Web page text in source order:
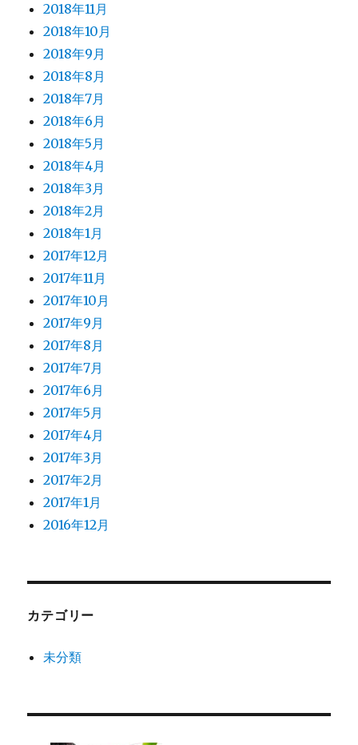
2018年11月
2018年10月
2018年9月
2018年8月
2018年7月
2018年6月
2018年5月
2018年4月
2018年3月
2018年2月
2018年1月
2017年12月
2017年11月
2017年10月
2017年9月
2017年8月
2017年7月
2017年6月
2017年5月
2017年4月
2017年3月
2017年2月
2017年1月
2016年12月
カテゴリー
未分類